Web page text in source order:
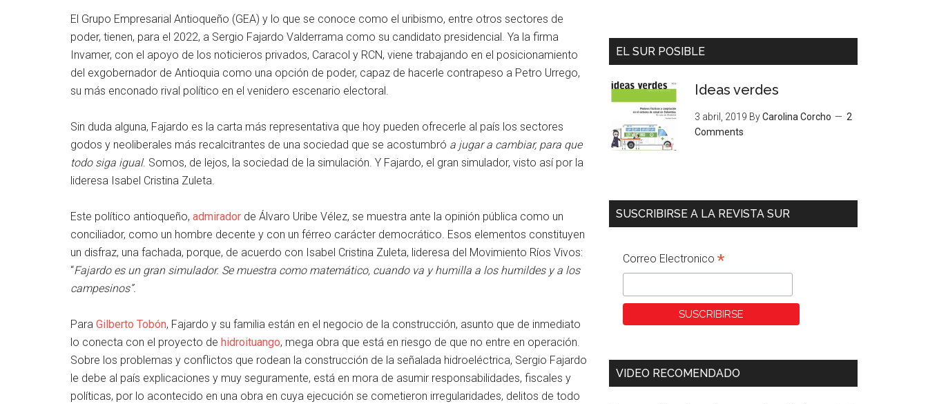
El Grupo Empresarial Antioqueño (GEA) y lo que se conoce como el uribismo, entre otros sectores de
poder, tienen, para el 2022, a Sergio Fajardo Valderrama como su candidato presidencial. Ya la firma
Invamer, con el apoyo de los noticieros privados, Caracol y RCN, viene trabajando en el posicionamiento
del exgobernador de Antioquia como una opción de poder, capaz de hacerle contrapeso a Petro Urrego,
su más enconado rival político en el venidero escenario electoral.
Sin duda alguna, Fajardo es la carta más representativa que hoy pueden ofrecerle al país los sectores
godos y neoliberales más recalcitrantes de una sociedad que se acostumbró a jugar a cambiar, para que
todo siga igual. Somos, de lejos, la sociedad de la simulación. Y Fajardo, el gran simulador, visto así por la
lideresa Isabel Cristina Zuleta.
Este político antioqueño, admirador de Álvaro Uribe Vélez, se muestra ante la opinión pública como un
conciliador, como un hombre decente y con un férreo carácter democrático. Esos elementos constituyen
un disfraz, una fachada, porque, de acuerdo con Isabel Cristina Zuleta, lideresa del Movimiento Ríos Vivos:
“Fajardo es un gran simulador. Se muestra como matemático, cuando va y humilla a los humildes y a los
campesinos”.
Para Gilberto Tobón, Fajardo y su familia están en el negocio de la construcción, asunto que de inmediato
lo conecta con el proyecto de hidroituango, mega obra que está en riesgo de que no entre en operación.
Sobre los problemas y conflictos que rodean la construcción de la señalada hidroeléctrica, Sergio Fajardo
le debe al país explicaciones y muy seguramente, está en mora de asumir responsabilidades, fiscales y
políticas, por lo acontecido en una obra en cuya ejecución se cometieron irregularidades, delitos de todo
EL SUR POSIBLE
Ideas verdes
3 abril, 2019 ByCarolina Corcho
2
Comments
SUSCRIBIRSE A LA REVISTA SUR
Correo Electronico *
VIDEO RECOMENDADO